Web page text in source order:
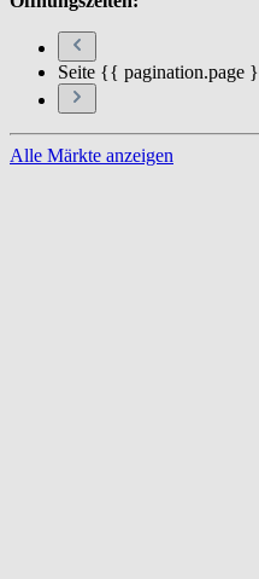
Seite {{
Alle Märkte anzeigen